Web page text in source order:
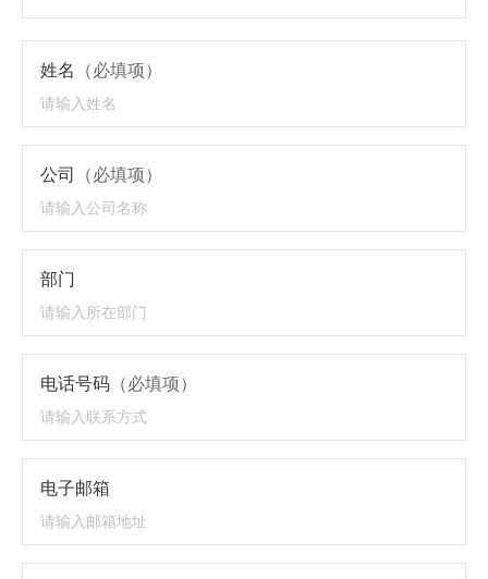
姓名 （必填项）
公司 （必填项）
部门
电话号码 （必填项）
电子邮箱